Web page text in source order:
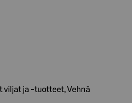
viljat ja -tuotteet, Vehnä